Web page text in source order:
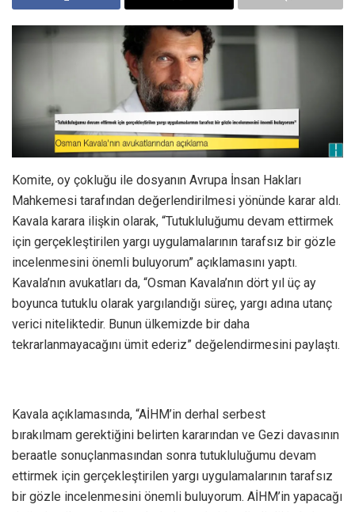
Komite, oy çokluğu ile dosyanın Avrupa İnsan Hakları
Mahkemesi tarafından değerlendirilmesi yönünde karar aldı.
Kavala karara ilişkin olarak, “Tutukluluğumu devam ettirmek
için gerçekleştirilen yargı uygulamalarının tarafsız bir gözle
incelenmesini önemli buluyorum” açıklamasını yaptı.
Kavala’nın avukatları da, “Osman Kavala’nın dört yıl üç ay
boyunca tutuklu olarak yargılandığı süreç, yargı adına utanç
verici niteliktedir. Bunun ülkemizde bir daha
tekrarlanmayacağını ümit ederiz” değelendirmesini paylaştı.
Kavala açıklamasında, “AİHM’in derhal serbest
bırakılmam gerektiğini belirten kararından ve Gezi davasının
beraatle sonuçlanmasından sonra tutukluluğumu devam
ettirmek için gerçekleştirilen yargı uygulamalarının tarafsız
bir gözle incelenmesini önemli buluyorum. AİHM’in yapacağı